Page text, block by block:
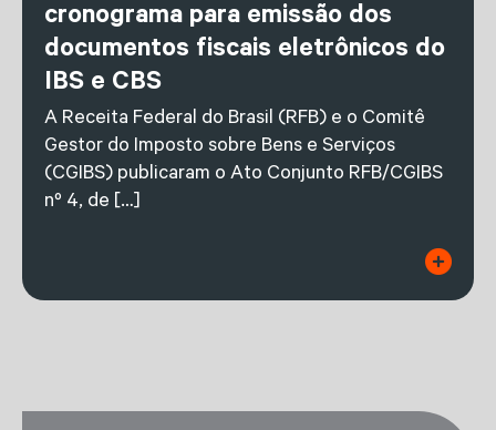
cronograma para emissão dos
documentos fiscais eletrônicos do
IBS e CBS
A Receita Federal do Brasil (RFB) e o Comitê
Gestor do Imposto sobre Bens e Serviços
(CGIBS) publicaram o Ato Conjunto RFB/CGIBS
nº 4, de […]